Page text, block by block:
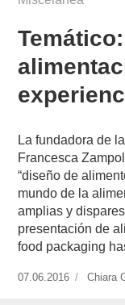
La fundadora de
Francesca
“diseño de
mundo de la
amplias y
presentación de
food packaging
Publicado
07.06.2016
https://
Chiara